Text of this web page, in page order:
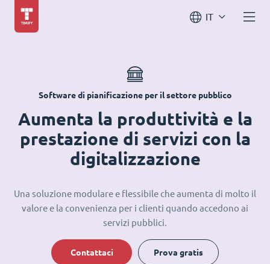
IT
Software di pianificazione per il settore pubblico
Aumenta la produttività e la
prestazione di servizi con la
digitalizzazione
Una soluzione modulare e flessibile che aumenta di molto il
valore e la convenienza per i clienti quando accedono ai
servizi pubblici.
Contattaci Prova gratis